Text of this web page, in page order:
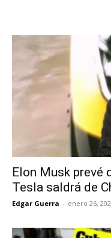
Elon Musk prevé
Tesla saldrá de
Edgar Guerra - enero 26,